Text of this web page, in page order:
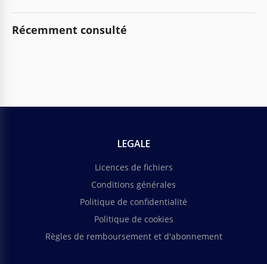
Récemment consulté
LEGALE
Licences de fichiers
Conditions générales
Politique de confidentialité
Politique de cookies
Règles de remboursement et d'abonnement